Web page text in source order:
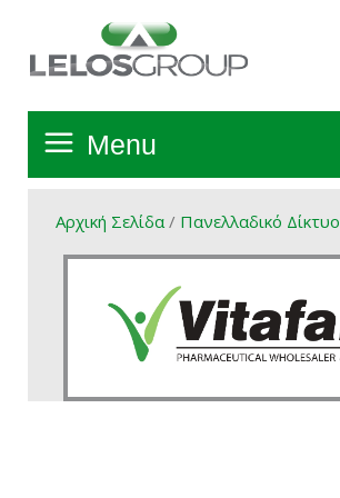
Menu
Αρχική Σελίδα
Υπηρεσίες
Αρχική Σελίδα/ Πανελλαδικό Δίκτυο